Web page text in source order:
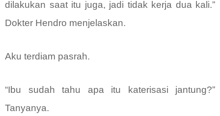
dilakukan saat itu juga, jadi tidak kerja dua kali.”
Dokter Hendro menjelaskan.
Aku terdiam pasrah.
“Ibu sudah tahu apa itu katerisasi jantung?”
Tanyanya.